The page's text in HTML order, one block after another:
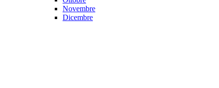
Novembre
Dicembre